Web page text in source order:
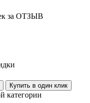
за ОТЗЫВ
Купить в один клик
категории